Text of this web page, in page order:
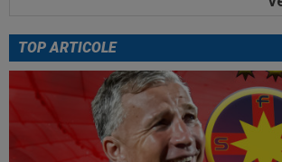
Folha, OUT de la CFR
23:52 EXCLUSIV
Gigi Becali: ”Am
pe 3.000.000 €”
EXCLUSIV
Lovitură de proporții:
gata să renunțe la CFR și să preia alt club...
TOP ARTICOLE